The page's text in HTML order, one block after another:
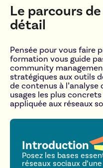
Le parcours
détail
Pensée pour vous faire
formation vous guide
community
stratégiques aux outils
de contenus à l’analyse
usages les plus
appliquée aux réseaux
Introduction
Posez les bases
réseaux sociaux